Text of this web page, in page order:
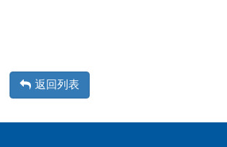
返回列表